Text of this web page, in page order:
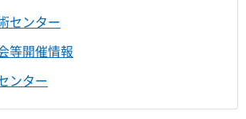
センター
等開催情報
ンター